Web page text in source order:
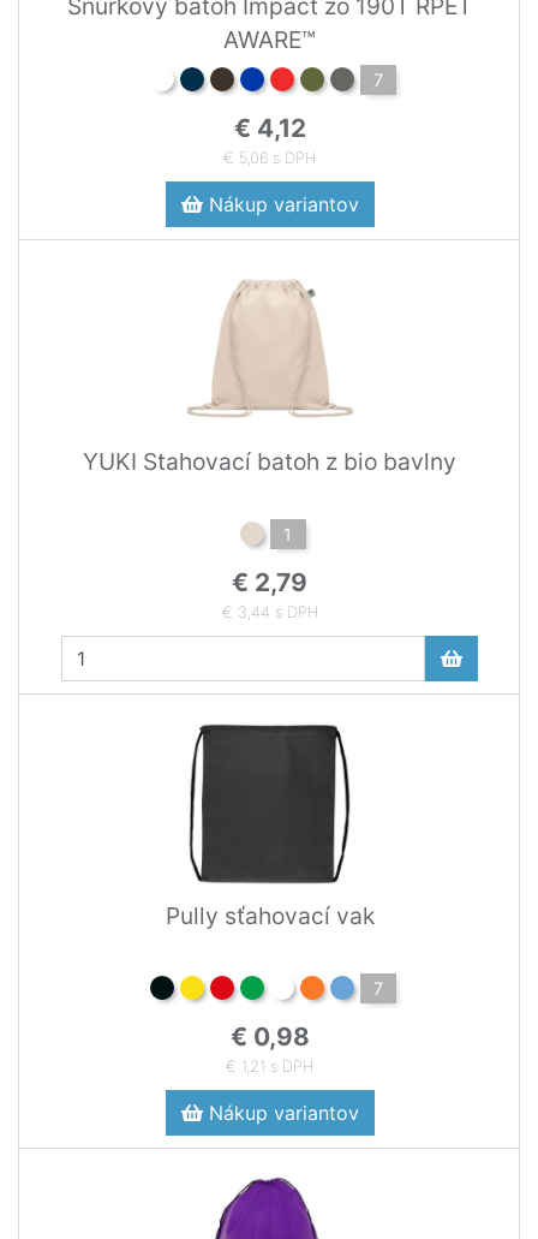
Šnúrkový batoh Impact zo 190T RPET
AWARE™
7
€ 4,12
€ 5,06 s DPH
Nákup variantov
YUKI Stahovací batoh z bio bavlny
1
€ 2,79
€ 3,44 s DPH
Pully sťahovací vak
7
€ 0,98
€ 1,21 s DPH
Nákup variantov